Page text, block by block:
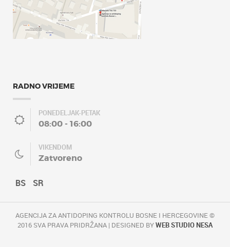
RADNO VRIJEME
PONEDELJAK-PETAK
08:00 - 16:00
VIKENDOM
Zatvoreno
BS SR
AGENCIJA ZA ANTIDOPING KONTROLU BOSNE I HERCEGOVINE ©
2016 SVA PRAVA PRIDRŽANA | DESIGNED BYWEB STUDIO NESA